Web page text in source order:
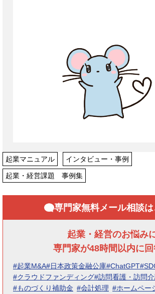
起業マニュアル インタビュー・事例
起業・経営課題 事例集
専門家無料メール相談は
起業・経営のお悩み
専門家が48時間以内に回
#起業M&A#日本政策金融公庫#ChatGPT
#クラウドファンディング#訪問看護・訪問
#ものづくり補助金 #会計処理 #ホームペー